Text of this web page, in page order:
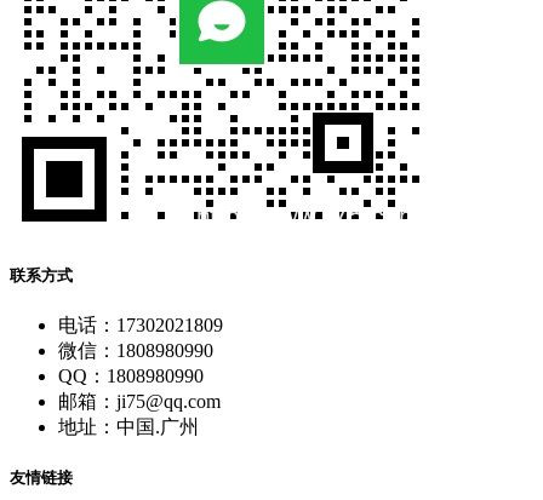
联系方式
电话：17302021809
微信：1808980990
QQ：1808980990
邮箱：ji75@qq.com
地址：中国.广州
友情链接